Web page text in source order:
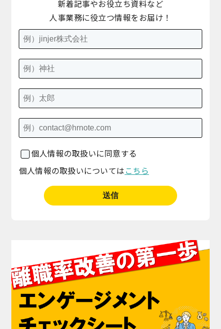
新着記事やお役立ち資料など
人事業務に役立つ情報をお届け！
個人情報の取扱いに同意する
個人情報の取扱いについては こちら